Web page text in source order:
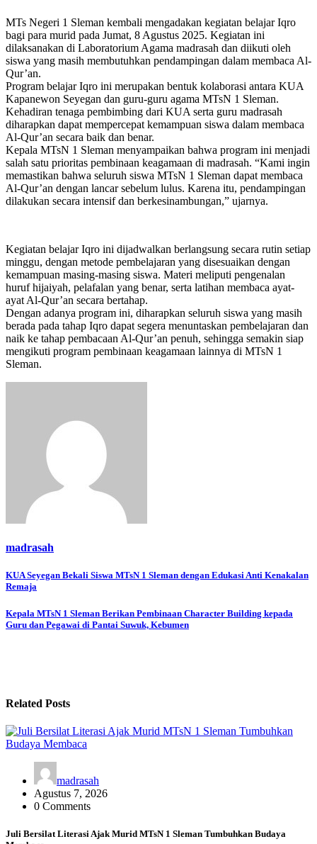
MTs Negeri 1 Sleman kembali mengadakan kegiatan belajar Iqro
bagi para murid pada Jumat, 8 Agustus 2025. Kegiatan ini
dilaksanakan di Laboratorium Agama madrasah dan diikuti oleh
siswa yang masih membutuhkan pendampingan dalam membaca Al-
Qur’an.
Program belajar Iqro ini merupakan bentuk kolaborasi antara KUA
Kapanewon Seyegan dan guru-guru agama MTsN 1 Sleman.
Kehadiran tenaga pembimbing dari KUA serta guru madrasah
diharapkan dapat mempercepat kemampuan siswa dalam membaca
Al-Qur’an secara baik dan benar.
Kepala MTsN 1 Sleman menyampaikan bahwa program ini menjadi
salah satu prioritas pembinaan keagamaan di madrasah. “Kami ingin
memastikan bahwa seluruh siswa MTsN 1 Sleman dapat membaca
Al-Qur’an dengan lancar sebelum lulus. Karena itu, pendampingan
dilakukan secara intensif dan berkesinambungan,” ujarnya.
Kegiatan belajar Iqro ini dijadwalkan berlangsung secara rutin setiap
minggu, dengan metode pembelajaran yang disesuaikan dengan
kemampuan masing-masing siswa. Materi meliputi pengenalan
huruf hijaiyah, pelafalan yang benar, serta latihan membaca ayat-
ayat Al-Qur’an secara bertahap.
Dengan adanya program ini, diharapkan seluruh siswa yang masih
berada pada tahap Iqro dapat segera menuntaskan pembelajaran dan
naik ke tahap pembacaan Al-Qur’an penuh, sehingga semakin siap
mengikuti program pembinaan keagamaan lainnya di MTsN 1
Sleman.
madrasah
Navigasi
pos
KUA Seyegan Bekali Siswa MTsN 1 Sleman dengan Edukasi Anti Kenakalan
Remaja
Kepala MTsN 1 Sleman Berikan Pembinaan Character Building kepada
Guru dan Pegawai di Pantai Suwuk, Kebumen
Related Posts
madrasah
Agustus 7, 2026
0 Comments
Juli Bersilat Literasi Ajak Murid MTsN 1 Sleman Tumbuhkan Budaya